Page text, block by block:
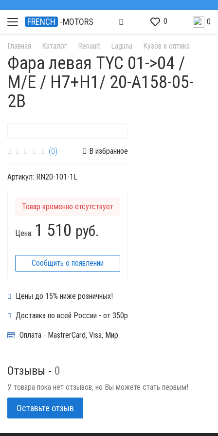
FRENCH -MOTORS 0 0
Главная Каталог Renault Laguna Кузов и оптика
Фара левая TYC 01->04 /
M/E / H7+H1/ 20-A158-05-
2B
(0) В избранное
Артикул: RN20-101-1L
Товар временно отсутствует
Цена: 1 510 руб.
Сообщить о появлении
Цены до 15% ниже розничных!
Доставка по всей России - от 350р
Оплата - MastrerCard, Visa, Мир
Отзывы - 0
У товара пока нет отзывов, но Вы можете стать первым!
Оставьте отзыв